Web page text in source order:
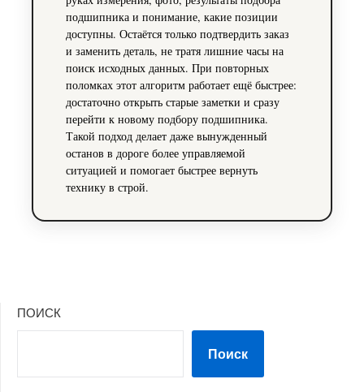
подшипника и понимание, какие позиции
доступны. Остаётся только подтвердить заказ
и заменить деталь, не тратя лишние часы на
поиск исходных данных. При повторных
поломках этот алгоритм работает ещё быстрее:
достаточно открыть старые заметки и сразу
перейти к новому подбору подшипника.
Такой подход делает даже вынужденный
останов в дороге более управляемой
ситуацией и помогает быстрее вернуть
технику в строй.
ПОИСК
Поиск